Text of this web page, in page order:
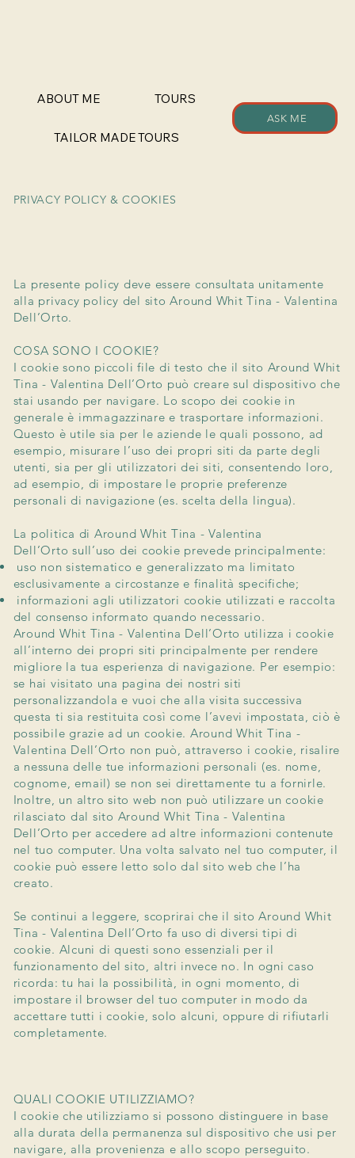
ABOUT ME TOURS
TAILOR MADE TOURS
ASK ME
PRIVACY POLICY & COOKIES
La presente policy deve essere consultata unitamente
alla privacy policy del sito Around Whit Tina - Valentina
Dell’Orto.
COSA SONO I COOKIE?
I cookie sono piccoli file di testo che il sito Around Whit
Tina - Valentina Dell’Orto può creare sul dispositivo che
stai usando per navigare. Lo scopo dei cookie in
generale è immagazzinare e trasportare informazioni.
Questo è utile sia per le aziende le quali possono, ad
esempio, misurare l’uso dei propri siti da parte degli
utenti, sia per gli utilizzatori dei siti, consentendo loro,
ad esempio, di impostare le proprie preferenze
personali di navigazione (es. scelta della lingua).
La politica di Around Whit Tina - Valentina
Dell’Orto sull’uso dei cookie prevede principalmente:
uso non sistematico e generalizzato ma limitato
esclusivamente a circostanze e finalità specifiche;
informazioni agli utilizzatori cookie utilizzati e raccolta
del consenso informato quando necessario.
Around Whit Tina - Valentina Dell’Orto utilizza i cookie
all’interno dei propri siti principalmente per rendere
migliore la tua esperienza di navigazione. Per esempio:
se hai visitato una pagina dei nostri siti
personalizzandola e vuoi che alla visita successiva
questa ti sia restituita così come l’avevi impostata, ciò è
possibile grazie ad un cookie. Around Whit Tina -
Valentina Dell’Orto non può, attraverso i cookie, risalire
a nessuna delle tue informazioni personali (es. nome,
cognome, email) se non sei direttamente tu a fornirle.
Inoltre, un altro sito web non può utilizzare un cookie
rilasciato dal sito Around Whit Tina - Valentina
Dell’Orto per accedere ad altre informazioni contenute
nel tuo computer. Una volta salvato nel tuo computer, il
cookie può essere letto solo dal sito web che l’ha
creato.
Se continui a leggere, scoprirai che il sito Around Whit
Tina - Valentina Dell’Orto fa uso di diversi tipi di
cookie. Alcuni di questi sono essenziali per il
funzionamento del sito, altri invece no. In ogni caso
ricorda: tu hai la possibilità, in ogni momento, di
impostare il browser del tuo computer in modo da
accettare tutti i cookie, solo alcuni, oppure di rifiutarli
completamente.
QUALI COOKIE UTILIZZIAMO?
I cookie che utilizziamo si possono distinguere in base
alla durata della permanenza sul dispositivo che usi per
navigare, alla provenienza e allo scopo perseguito.